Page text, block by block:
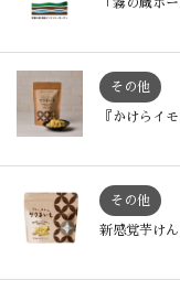
「霧の蔵ホ
その他
『かけらイ
その他
新感覚芋け